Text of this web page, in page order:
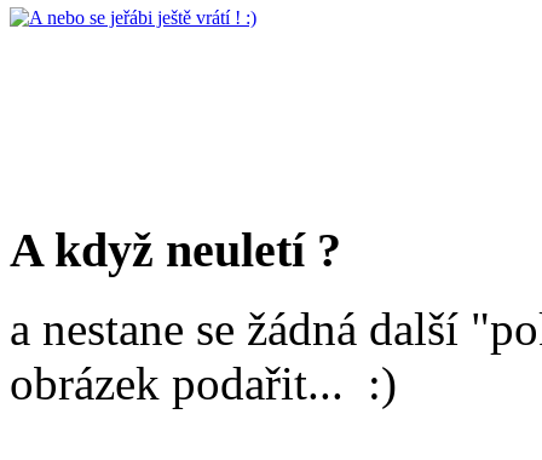
A když neuletí ?
a nestane se žádná další
obrázek podařit... :)